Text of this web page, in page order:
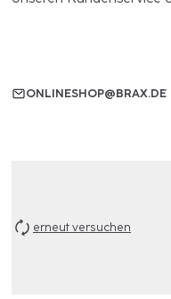
ONLINESHOP@BRAX.DE
erneut versuchen